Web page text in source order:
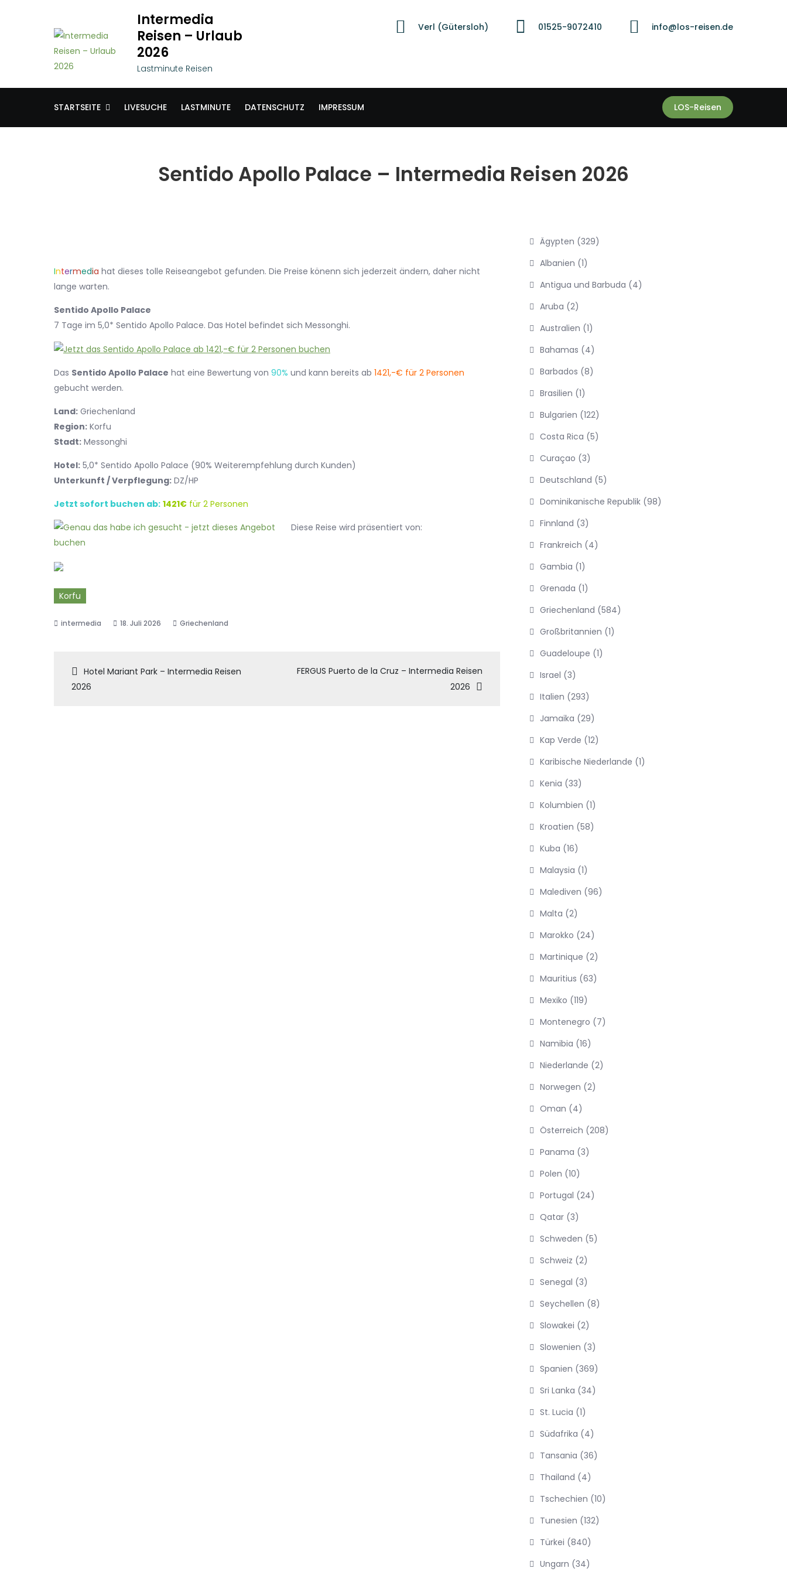
Intermedia
Reisen – Urlaub
2026
Lastminute Reisen
Verl (Gütersloh) 01525-9072410 info@los-reisen.de
STARTSEITE LIVESUCHE LASTMINUTE DATENSCHUTZ IMPRESSUM LOS-Reisen
Sentido Apollo Palace – Intermedia Reisen 2026
Intermedia hat dieses tolle Reiseangebot gefunden. Die Preise könenn sich jederzeit ändern, daher nicht
lange warten.
Sentido Apollo Palace
7 Tage im 5,0* Sentido Apollo Palace. Das Hotel befindet sich Messonghi.
Das Sentido Apollo Palace hat eine Bewertung von 90% und kann bereits ab 1421,-€ für 2 Personen
gebucht werden.
Land: Griechenland
Region: Korfu
Stadt: Messonghi
Hotel: 5,0* Sentido Apollo Palace (90% Weiterempfehlung durch Kunden)
Unterkunft / Verpflegung: DZ/HP
Jetzt sofort buchen ab: 1421€ für 2 Personen
Diese Reise wird präsentiert von:
Korfu
18. Juli 2026 Griechenland
Beitragsnavigation
Hotel Mariant Park – Intermedia Reisen
2026
FERGUS Puerto de la Cruz – Intermedia Reisen
2026
Ägypten (329)
Albanien (1)
Antigua und Barbuda (4)
Aruba (2)
Australien (1)
Bahamas (4)
Barbados (8)
Brasilien (1)
Bulgarien (122)
Costa Rica (5)
Curaçao (3)
Deutschland (5)
Dominikanische Republik (98)
Finnland (3)
Frankreich (4)
Gambia (1)
Grenada (1)
Griechenland (584)
Großbritannien (1)
Guadeloupe (1)
Israel (3)
Italien (293)
Jamaika (29)
Kap Verde (12)
Karibische Niederlande (1)
Kenia (33)
Kolumbien (1)
Kroatien (58)
Kuba (16)
Malaysia (1)
Malediven (96)
Malta (2)
Marokko (24)
Martinique (2)
Mauritius (63)
Mexiko (119)
Montenegro (7)
Namibia (16)
Niederlande (2)
Norwegen (2)
Oman (4)
Österreich (208)
Panama (3)
Polen (10)
Portugal (24)
Qatar (3)
Schweden (5)
Schweiz (2)
Senegal (3)
Seychellen (8)
Slowakei (2)
Slowenien (3)
Spanien (369)
Sri Lanka (34)
St. Lucia (1)
Südafrika (4)
Tansania (36)
Thailand (4)
Tschechien (10)
Tunesien (132)
Türkei (840)
Ungarn (34)